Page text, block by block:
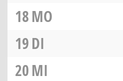
18MO
19DI
20MI